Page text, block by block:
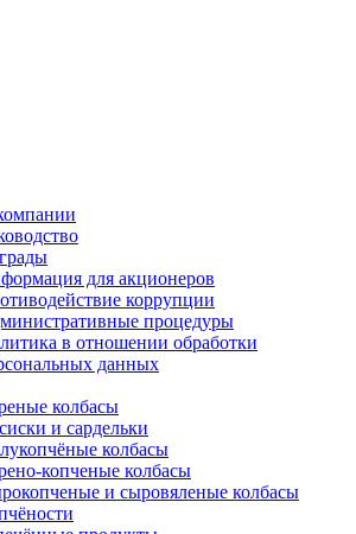
для акционеров
коррупции
процедуры
в отношении обработки
данных
колбасы
и сардельки
колбасы
копченые колбасы
и сыровяленые колбасы